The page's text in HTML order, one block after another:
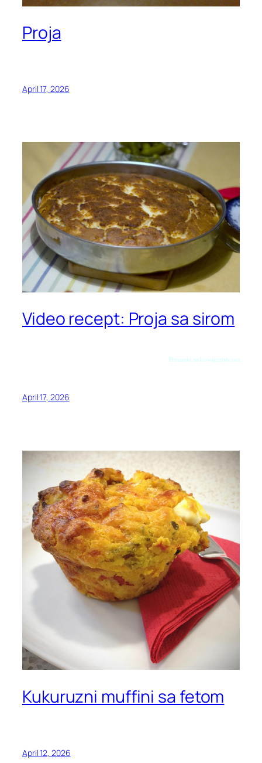
Proja
April 17, 2026
Video recept: Proja sa sirom
Preuzeto sa kuvajuzivo.net
April 17, 2026
Kukuruzni muffini sa fetom
April 12, 2026